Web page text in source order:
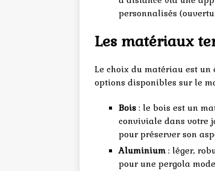
personnalisés
Les matériaux
Le choix du matériau est un
options disponibles sur le
Bois : le bois est un
conviviale dans votre
pour préserver son
Aluminium : léger,
pour une pergola